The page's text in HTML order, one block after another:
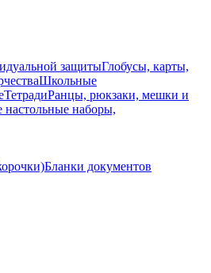
защитыГлобусы, карты,
Школьные
ТетрадиРанцы, рюкзаки, мешки и
настольные наборы,
Бланки документов